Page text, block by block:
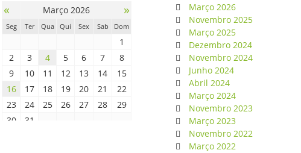
« Março 2026 »
Seg Ter Qua Qui Sex Sab Dom
1
2
3 4 5 6 7
8
9
10 11 12 13 14
15
16
17 18 19 20 21
22
23
24 25 26 27 28
29
30
31
Março 2026
Novembro 2025
Março 2025
Dezembro 2024
Novembro 2024
Junho 2024
Abril 2024
Março 2024
Novembro 2023
Março 2023
Novembro 2022
Março 2022